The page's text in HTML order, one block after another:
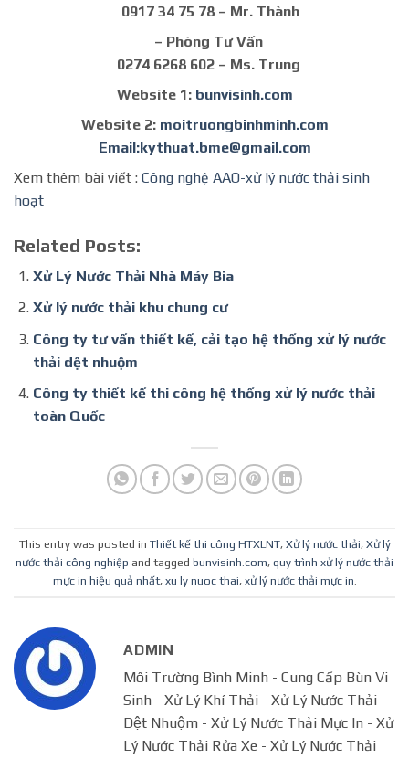
0917 34 75 78 – Mr. Thành
– Phòng Tư Vấn
0274 6268 602 – Ms. Trung
Website 1: bunvisinh.com
Website 2: moitruongbinhminh.com
Email:kythuat.bme@gmail.com
Xem thêm bài viết : Công nghệ AAO-xử lý nước thải sinh
hoạt
Related Posts:
Xử Lý Nước Thải Nhà Máy Bia
Xử lý nước thải khu chung cư
Công ty tư vấn thiết kế, cải tạo hệ thống xử lý nước
thải dệt nhuộm
Công ty thiết kế thi công hệ thống xử lý nước thải
toàn Quốc
This entry was posted in Thiết kế thi công HTXLNT, Xử lý nước thải, Xử lý
nước thải công nghiệp and tagged bunvisinh.com, quy trình xử lý nước thải
mực in hiệu quả nhất, xu ly nuoc thai, xử lý nước thải mực in
ADMIN
Môi Trường Bình Minh - Cung Cấp Bùn Vi
Sinh - Xử Lý Khí Thải - Xử Lý Nước Thải
Dệt Nhuộm - Xử Lý Nước Thải Mực In - Xử
Lý Nước Thải Rửa Xe - Xử Lý Nước Thải